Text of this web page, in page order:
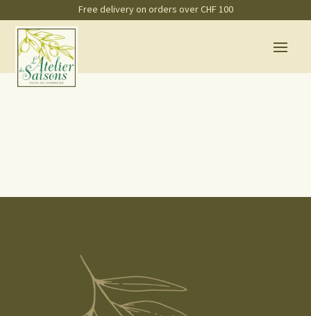
Free delivery on orders over CHF 100